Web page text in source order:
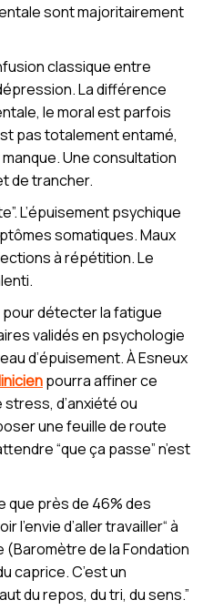
sont majoritairement
classique entre
La différence
le moral est parfois
pas totalement entamé,
manque. Une consultation
de trancher.
L’épuisement psychique
somatiques. Maux
à répétition. Le
pour détecter la fatigue
validés en psychologie
d’épuisement. À Esneux
pourra affiner ce
d’anxiété ou
une feuille de route
“que ça passe” n’est
que près de 46% des
l’envie d’aller travailler“ à
de la Fondation
caprice. C’est un
du repos, du tri, du sens.”